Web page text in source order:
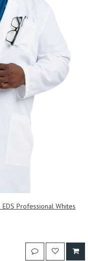
Professional Whites